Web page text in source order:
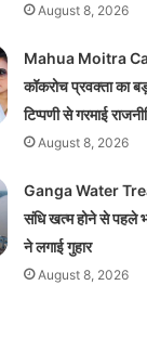
August 8, 2026
Mahua Moitra
कॉकरोच प्रवक्ता का
टिप्पणी से गरमाई
August 8, 2026
Ganga Water
संधि खत्म होने से पहले
ने लगाई गुहार
August 8, 2026